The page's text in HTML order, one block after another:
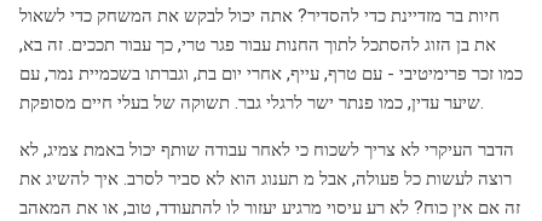
חיות בר מזדיינת כדי להסדיר? אתה יכול לבקש את המשחק כדי לשאול
את בן הזוג להסתכל לתוך החנות עבור פגר טרי, כך עבור תככים. זה בא,
כמו זכר פרימיטיבי - עם טרף, עייף, אחרי יום בת, וגברתו בשכמיית נמר, עם
שיער עדין, כמו פנתר ישר לרגלי גבר. תשוקה של בעלי חיים מסופקת.
הדבר העיקרי לא צריך לשכוח כי לאחר עבודה שותף יכול באמת צמיג, לא
רוצה לעשות כל פעולה, אבל מ תענוג הוא לא סביר לסרב. איך להשיג את
זה אם אין כוח? לא רע עיסוי מרגיע יעזור לו להתעודד, טוב, או את המאהב